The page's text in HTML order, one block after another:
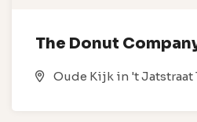
The Donut
Oude Kijk in 't Jatstraat